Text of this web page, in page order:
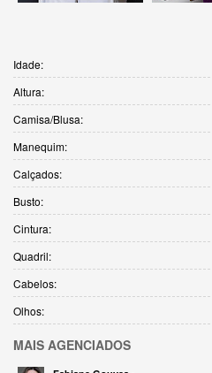
Idade:
Altura:
Camisa/Blusa:
Manequim:
Calçados:
Busto:
Cintura:
Quadril:
Cabelos:
Olhos:
MAIS AGENCIADOS